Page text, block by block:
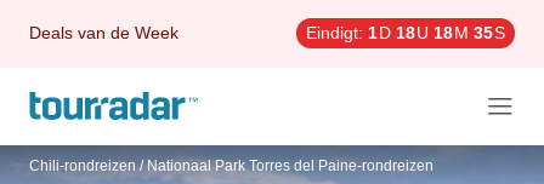
Deals van de Week Eindigt: 1D 18U 18M 33S
Chili-rondreizen / Nationaal Park Torres del Paine-rondreizen